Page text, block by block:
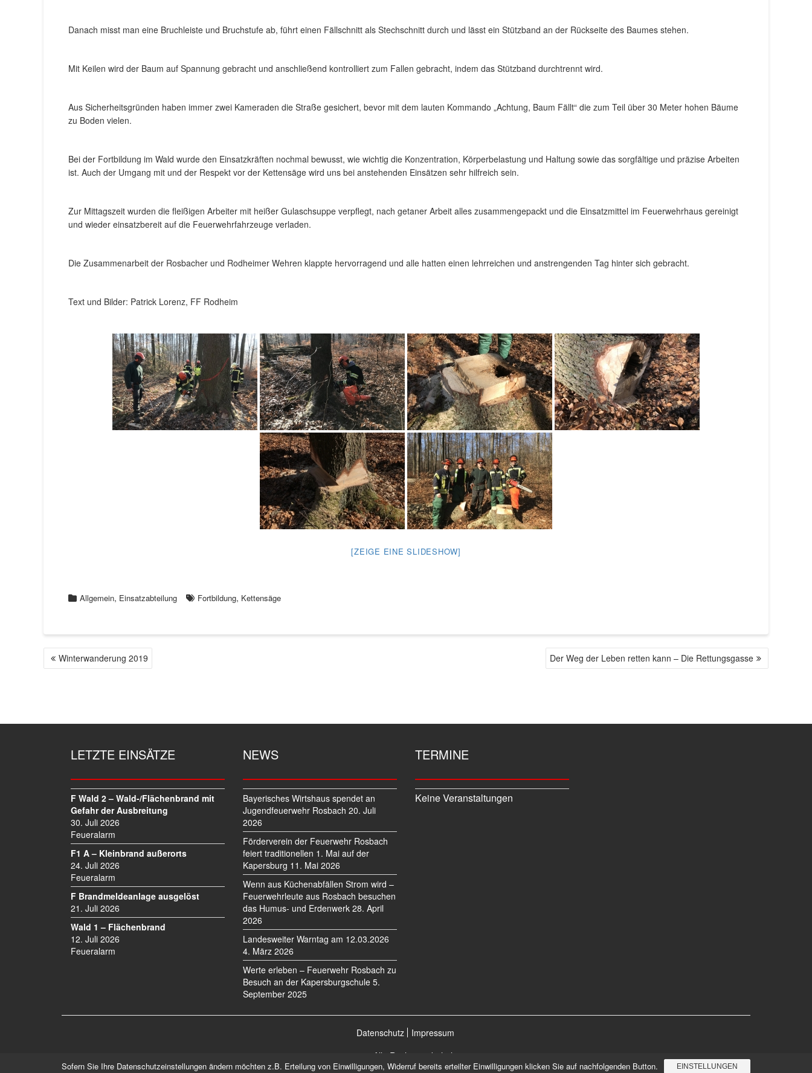
Danach misst man eine Bruchleiste und Bruchstufe ab, führt einen Fällschnitt als Stechschnitt durch und lässt ein Stützband an der Rückseite des Baumes stehen.
Mit Keilen wird der Baum auf Spannung gebracht und anschließend kontrolliert zum Fallen gebracht, indem das Stützband durchtrennt wird.
Aus Sicherheitsgründen haben immer zwei Kameraden die Straße gesichert, bevor mit dem lauten Kommando „Achtung, Baum Fällt“ die zum Teil über 30 Meter hohen Bäume
zu Boden vielen.
Bei der Fortbildung im Wald wurde den Einsatzkräften nochmal bewusst, wie wichtig die Konzentration, Körperbelastung und Haltung sowie das sorgfältige und präzise Arbeiten
ist. Auch der Umgang mit und der Respekt vor der Kettensäge wird uns bei anstehenden Einsätzen sehr hilfreich sein.
Zur Mittagszeit wurden die fleißigen Arbeiter mit heißer Gulaschsuppe verpflegt, nach getaner Arbeit alles zusammengepackt und die Einsatzmittel im Feuerwehrhaus gereinigt
und wieder einsatzbereit auf die Feuerwehrfahrzeuge verladen.
Die Zusammenarbeit der Rosbacher und Rodheimer Wehren klappte hervorragend und alle hatten einen lehrreichen und anstrengenden Tag hinter sich gebracht.
Text und Bilder: Patrick Lorenz, FF Rodheim
[ZEIGE EINE SLIDESHOW]
Allgemein, Einsatzabteilung Fortbildung, Kettensäge
B
R
Winterwanderung 2019 Der Weg der Leben retten kann – Die Rettungsgasse
LETZTE EINSÄTZE
F Wald 2 – Wald-/Flächenbrand mit
Gefahr der Ausbreitung
30. Juli 2026
Feueralarm
F1 A – Kleinbrand außerorts
24. Juli 2026
Feueralarm
F Brandmeldeanlage ausgelöst
21. Juli 2026
Wald 1 – Flächenbrand
12. Juli 2026
Feueralarm
NEWS
Bayerisches Wirtshaus spendet an
Jugendfeuerwehr Rosbach 20. Juli
2026
Förderverein der Feuerwehr Rosbach
feiert traditionellen 1. Mai auf der
Kapersburg 11. Mai 2026
Wenn aus Küchenabfällen Strom wird –
Feuerwehrleute aus Rosbach besuchen
das Humus- und Erdenwerk 28. April
2026
Landesweiter Warntag am 12.03.2026
4. März 2026
Werte erleben – Feuerwehr Rosbach zu
Besuch an der Kapersburgschule 5.
September 2025
TERMINE
Keine Veranstaltungen
Datenschutz
Impressum
©2026 Alle Rechte vorbehalten.
Sofern Sie Ihre Datenschutzeinstellungen ändern möchten z.B. Erteilung von Einwilligungen, Widerruf bereits erteilter Einwilligungen klicken Sie auf nachfolgenden Button. EINSTELLUNGEN